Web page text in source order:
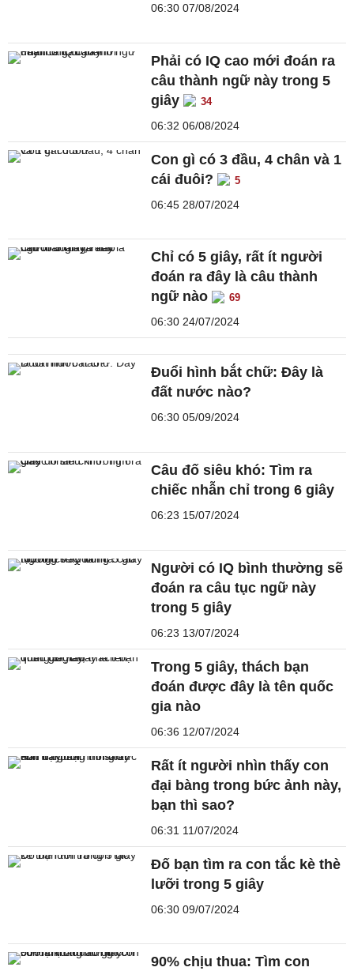
06:30 07/08/2024
Phải có IQ cao mới đoán ra
câu thành ngữ này trong 5
giây
34
06:32 06/08/2024
Con gì có 3 đầu, 4 chân và 1
cái đuôi?
5
06:45 28/07/2024
Chỉ có 5 giây, rất ít người
đoán ra đây là câu thành
ngữ nào
69
06:30 24/07/2024
Đuổi hình bắt chữ: Đây là
đất nước nào?
06:30 05/09/2024
Câu đố siêu khó: Tìm ra
chiếc nhẫn chỉ trong 6 giây
06:23 15/07/2024
Người có IQ bình thường sẽ
đoán ra câu tục ngữ này
trong 5 giây
06:23 13/07/2024
Trong 5 giây, thách bạn
đoán được đây là tên quốc
gia nào
06:36 12/07/2024
Rất ít người nhìn thấy con
đại bàng trong bức ảnh này,
bạn thì sao?
06:31 11/07/2024
Đố bạn tìm ra con tắc kè thè
lưỡi trong 5 giây
06:30 09/07/2024
90% chịu thua: Tìm con